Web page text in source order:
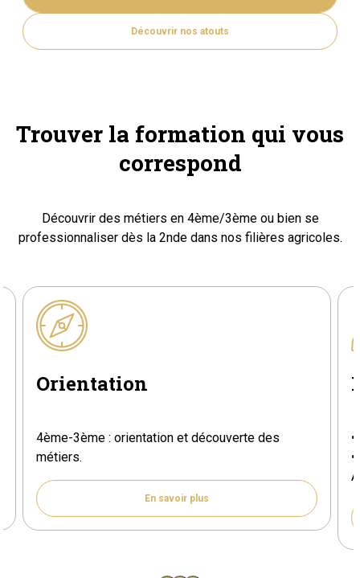
Découvrir nos atouts
Trouver la formation qui vous
correspond
Découvrir des métiers en 4ème/3ème ou bien se
professionnaliser dès la 2nde dans nos filières agricoles.
Orientation
4ème-3ème : orientation et découverte des
métiers.
En savoir plus